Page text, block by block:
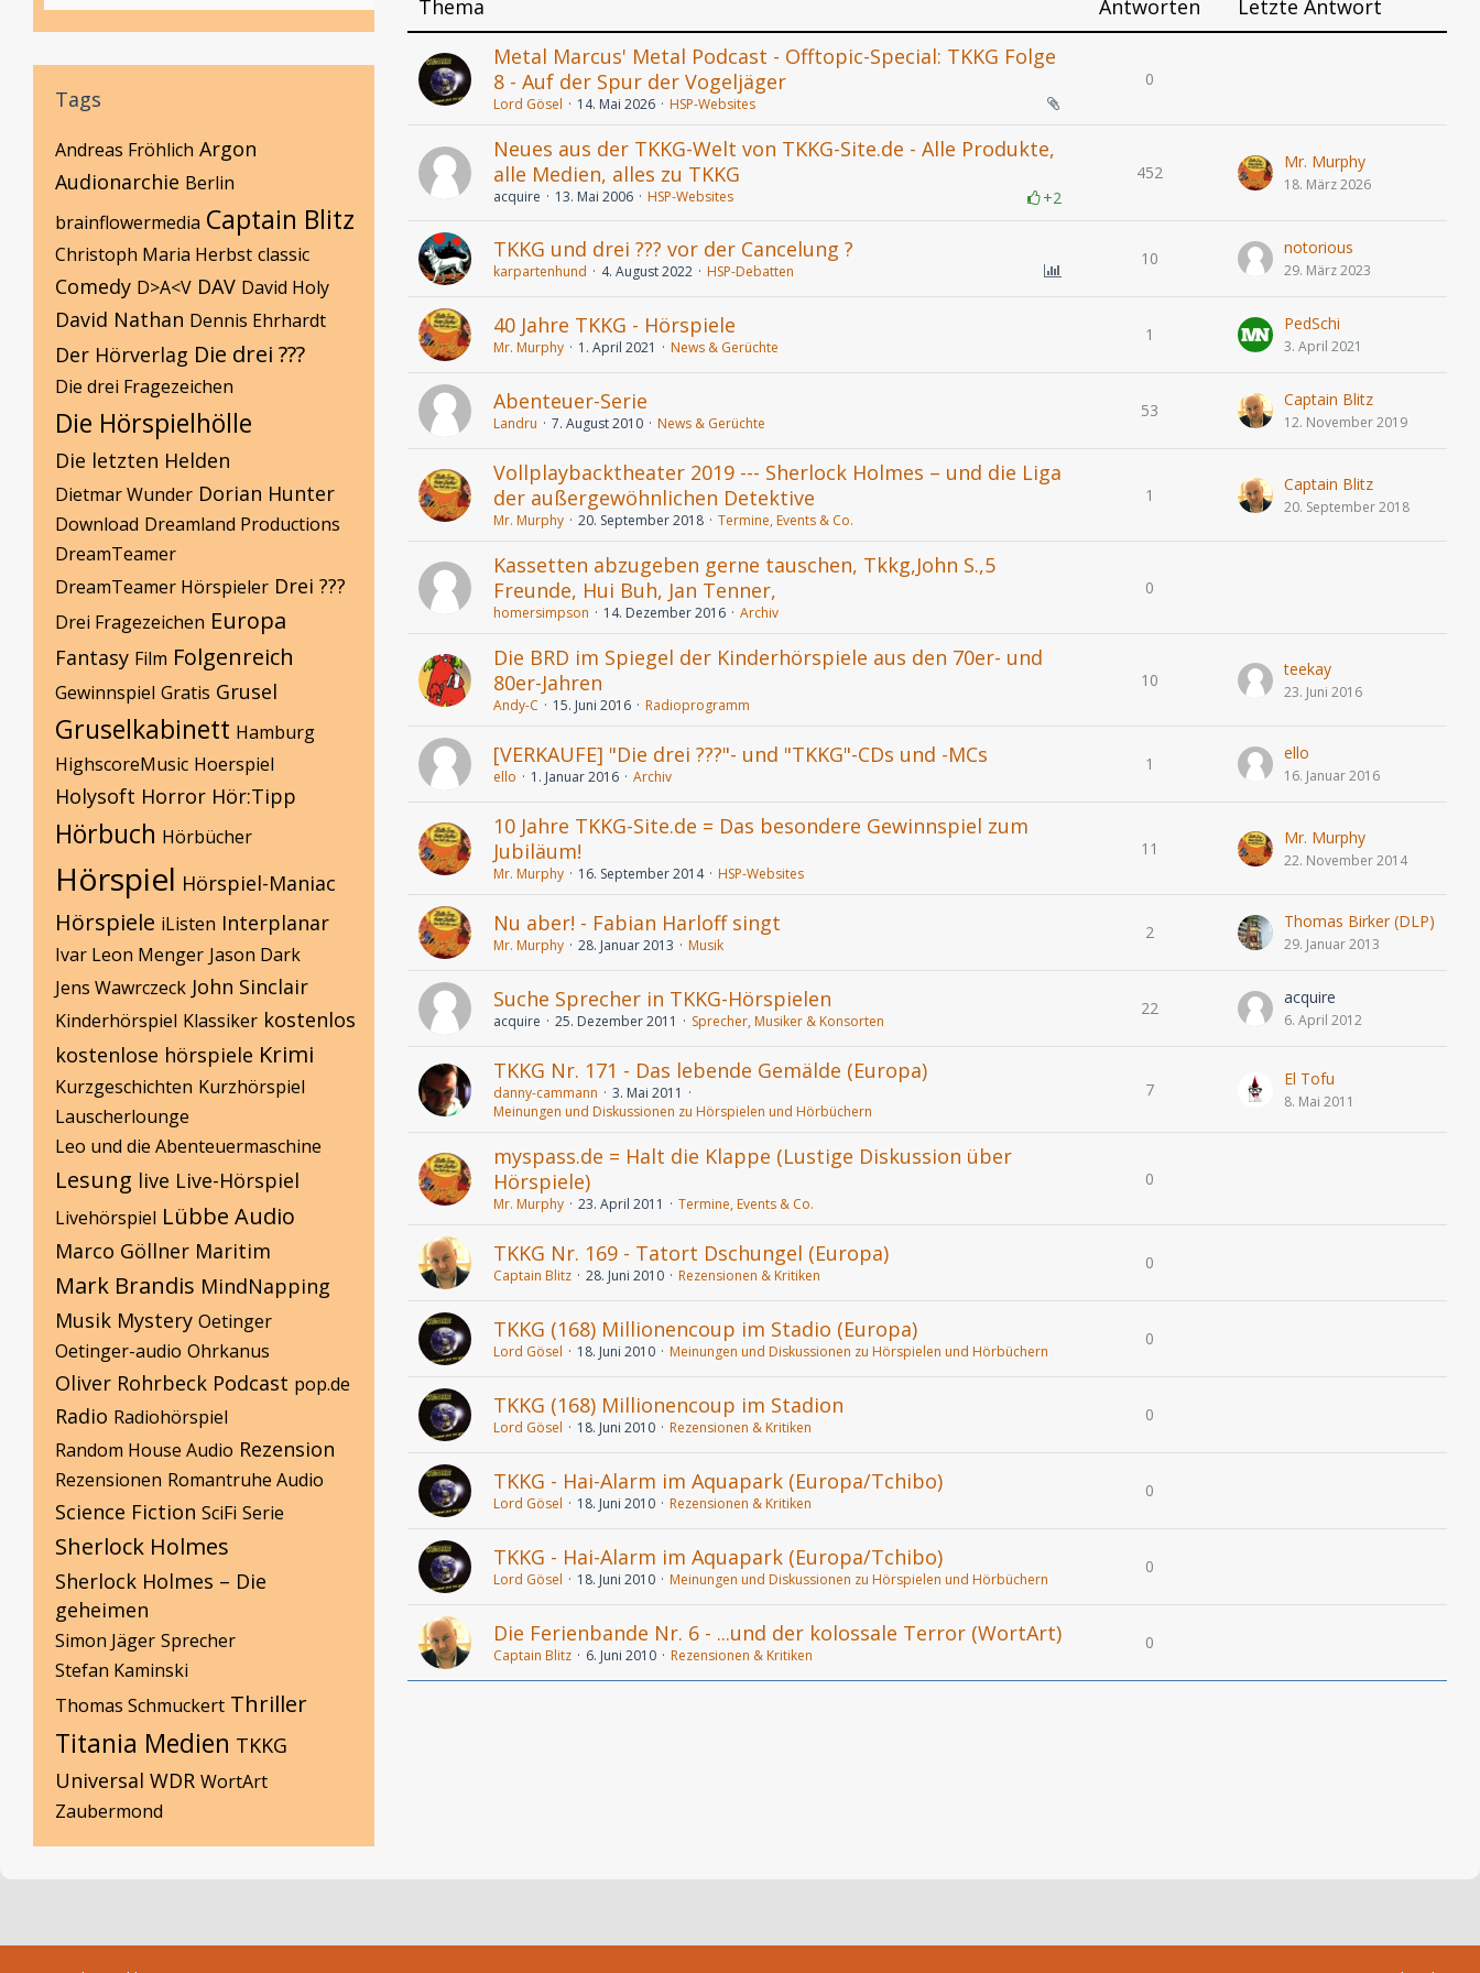
Tags
Andreas Fröhlich Argon
Audionarchie Berlin
brainflowermedia Captain Blitz
Christoph Maria Herbst classic
Comedy D>A<V DAV David Holy
David Nathan Dennis Ehrhardt
Der Hörverlag Die drei ???
Die drei Fragezeichen
Die Hörspielhölle
Die letzten Helden
Dietmar Wunder Dorian Hunter
Download Dreamland Productions
DreamTeamer
DreamTeamer Hörspieler Drei ???
Drei Fragezeichen Europa
Fantasy Film Folgenreich
Gewinnspiel Gratis Grusel
Gruselkabinett Hamburg
HighscoreMusic Hoerspiel
Holysoft Horror Hör:Tipp
Hörbuch Hörbücher
Hörspiel Hörspiel-Maniac
Hörspiele iListen Interplanar
Ivar Leon Menger Jason Dark
Jens Wawrczeck John Sinclair
Kinderhörspiel Klassiker kostenlos
kostenlose hörspiele Krimi
Kurzgeschichten Kurzhörspiel
Lauscherlounge
Leo und die Abenteuermaschine
Lesung live Live-Hörspiel
Livehörspiel Lübbe Audio
Marco Göllner Maritim
Mark Brandis MindNapping
Musik Mystery Oetinger
Oetinger-audio Ohrkanus
Oliver Rohrbeck Podcast pop.de
Radio Radiohörspiel
Random House Audio Rezension
Rezensionen Romantruhe Audio
Science Fiction SciFi Serie
Sherlock Holmes
Sherlock Holmes – Die
geheimen
Simon Jäger Sprecher
Stefan Kaminski
Thomas Schmuckert Thriller
Titania Medien TKKG
Universal WDR WortArt
Zaubermond
Thema Antworten
Letzte Antwort
Metal Marcus' Metal Podcast - Offtopic-Special: TKKG Folge
8 - Auf der Spur der Vogeljäger
Lord Gösel 14. Mai 2026 HSP-Websites
0
Neues aus der TKKG-Welt von TKKG-Site.de - Alle Produkte,
alle Medien, alles zu TKKG
+2
acquire 13. Mai 2006 HSP-Websites
452
Mr. Murphy
18. März 2026
TKKG und drei ??? vor der Cancelung ?
karpartenhund 4. August 2022 HSP-Debatten
10
notorious
29. März 2023
40 Jahre TKKG - Hörspiele
Mr. Murphy 1. April 2021 News & Gerüchte
1
PedSchi
3. April 2021
Abenteuer-Serie
Landru 7. August 2010 News & Gerüchte
53
Captain Blitz
12. November 2019
Vollplaybacktheater 2019 --- Sherlock Holmes – und die Liga
der außergewöhnlichen Detektive
Mr. Murphy 20. September 2018 Termine, Events & Co.
1
Captain Blitz
20. September 2018
Kassetten abzugeben gerne tauschen, Tkkg,John S.,5
Freunde, Hui Buh, Jan Tenner,
homersimpson 14. Dezember 2016 Archiv
0
Die BRD im Spiegel der Kinderhörspiele aus den 70er- und
80er-Jahren
Andy-C 15. Juni 2016 Radioprogramm
10
teekay
23. Juni 2016
[VERKAUFE] "Die drei ???"- und "TKKG"-CDs und -MCs
ello 1. Januar 2016 Archiv
1
ello
16. Januar 2016
10 Jahre TKKG-Site.de = Das besondere Gewinnspiel zum
Jubiläum!
Mr. Murphy 16. September 2014 HSP-Websites
11
Mr. Murphy
22. November 2014
Nu aber! - Fabian Harloff singt
Mr. Murphy 28. Januar 2013 Musik
2
Thomas Birker (DLP)
29. Januar 2013
Suche Sprecher in TKKG-Hörspielen
acquire 25. Dezember 2011 Sprecher, Musiker & Konsorten
22
acquire
6. April 2012
TKKG Nr. 171 - Das lebende Gemälde (Europa)
danny-cammann
3. Mai 2011
Meinungen und Diskussionen zu Hörspielen und Hörbüchern
7
El Tofu
8. Mai 2011
myspass.de = Halt die Klappe (Lustige Diskussion über
Hörspiele)
Mr. Murphy 23. April 2011 Termine, Events & Co.
0
TKKG Nr. 169 - Tatort Dschungel (Europa)
Captain Blitz 28. Juni 2010 Rezensionen & Kritiken
0
TKKG (168) Millionencoup im Stadio (Europa)
Lord Gösel 18. Juni 2010 Meinungen und Diskussionen zu Hörspielen und Hörbüchern
0
TKKG (168) Millionencoup im Stadion
Lord Gösel 18. Juni 2010 Rezensionen & Kritiken
0
TKKG - Hai-Alarm im Aquapark (Europa/Tchibo)
Lord Gösel 18. Juni 2010 Rezensionen & Kritiken
0
TKKG - Hai-Alarm im Aquapark (Europa/Tchibo)
Lord Gösel 18. Juni 2010 Meinungen und Diskussionen zu Hörspielen und Hörbüchern
0
Die Ferienbande Nr. 6 - ...und der kolossale Terror (WortArt)
Captain Blitz 6. Juni 2010 Rezensionen & Kritiken
0